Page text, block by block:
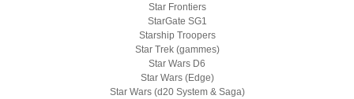
Star Frontiers
StarGate SG1
Starship Troopers
Star Trek (gammes)
Star Wars D6
Star Wars (Edge)
Star Wars (d20 System & Saga)